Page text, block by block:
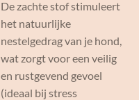
De zachte stof stimuleert
het natuurlijke
nestelgedrag van je hond,
wat zorgt voor een veilig
en rustgevend gevoel
(ideaal bij stress